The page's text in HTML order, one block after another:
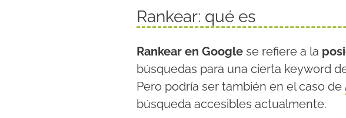
Rankear: qué es
Rankear en Google se refiere a la
búsquedas para una cierta keyword
Pero podría ser también en el caso de
búsqueda accesibles actualmente.